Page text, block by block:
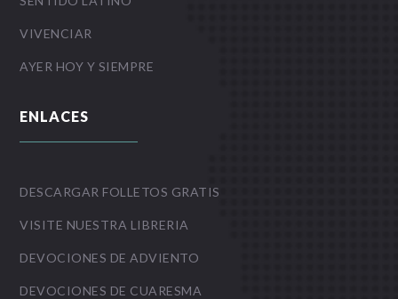
VIVENCIAR
AYER HOY Y SIEMPRE
ENLACES
DESCARGAR FOLLETOS GRATIS
VISITE NUESTRA LIBRERIA
DEVOCIONES DE ADVIENTO
DEVOCIONES DE CUARESMA